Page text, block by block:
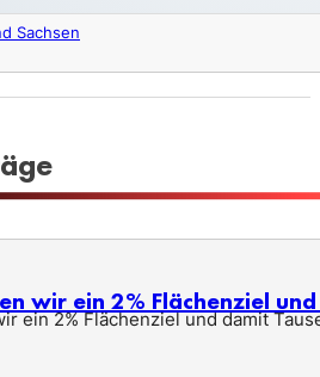
Sachsen
wir ein 2% Flächenziel
ein 2% Flächenziel und damit